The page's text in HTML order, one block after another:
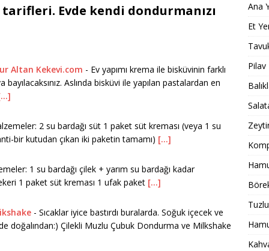
Evde kendi dondurmanızı
Altan Kekevi.com - Ev yapımı krema ile bisküvinin farklı
Aslında bisküvi ile yapılan pastalardan en
2 su bardağı süt 1 paket süt kreması (veya 1 su
bir kutudan çıkan iki paketin tamamı) [...]
1 su bardağı çilek + yarım su bardağı kadar
1 paket süt kreması 1 ufak paket [...]
- Sıcaklar iyice bastırdı buralarda. Soğuk içecek ve
doğalından:) Çilekli Muzlu Çubuk Dondurma ve Milkshake
Ana
Et